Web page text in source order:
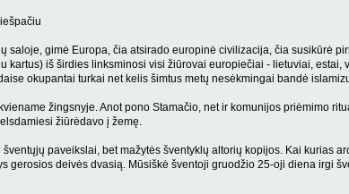
saloje, gimė Europa, čia atsirado europinė civilizacija, čia susikūrė
kartus) iš širdies linksminosi visi žiūrovai europiečiai - lietuviai,
okupantai turkai net kelis šimtus metų nesėkmingai bandė
žingsnyje. Anot pono Stamačio, net ir komunijos priėmimo
žiūrėdavo į žemę.
paveikslai, bet mažytės šventyklų altorių kopijos. Kai kurias
gerosios deivės dvasią. Mūsiškė šventoji gruodžio 25-oji diena irgi